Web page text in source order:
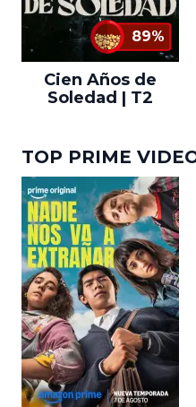
89%
Cien Años de
Soledad | T2
TOP PRIME